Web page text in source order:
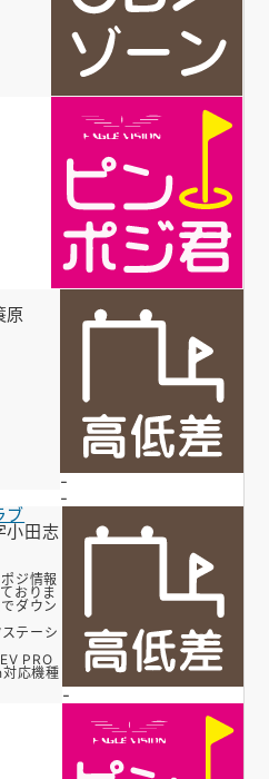
原
-
-
ブ
小田志
ジ情報
おりま
ダウン
テーシ
PRO
応機種
-